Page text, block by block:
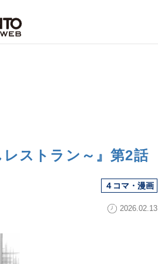
レストラン～』第2話
４コマ・漫画
2026.02.13